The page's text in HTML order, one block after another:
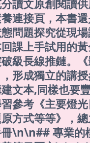
讀文原創閱讀
連接頁，本書
問題探究從現
課上手試用的
級長線推鏈。
形成獨立的講
文本,同樣也要
參考《主要燈
方式等等》，
\n\n## 專業的